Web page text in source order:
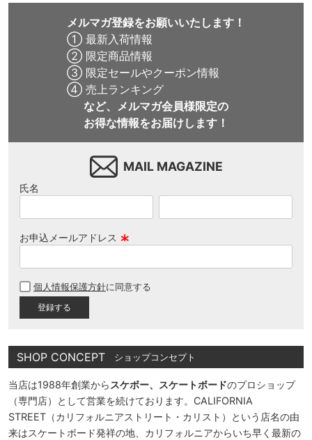
メルマガ登録をお願いいたします！
① 最新入荷情報
② 限定商品情報
③ 限定セールやクーポン情報
④ 売上ランキング
など、メルマガ会員様限定の
お得な情報をお届けします！
MAIL MAGAZINE
氏名
お申込メールアドレス
須
個人情報保護方針に同意する
SHOP CONCEPT ショップコンセプト
当店は1988年創業から スケボー、スケートボードのプロショップ
（専門店）として営業を続けております。CALIFORNIA
STREET（カリフォルニアストリート・カリスト）という店名の由
来はスケートボード発祥の地、カリフォルニアからいち早く最新の